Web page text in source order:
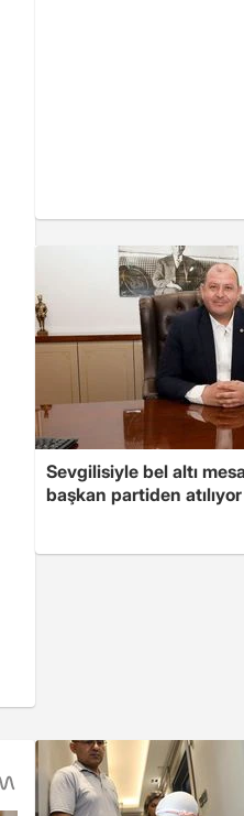
Sevgilisiyle bel altı
başkan partiden atılıyor